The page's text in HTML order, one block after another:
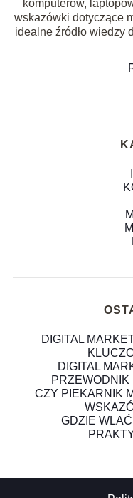
komputerów,
wskazówki dotyczące
idealne źródło wiedzy
DIGITAL
DIGITAL
CZY PIEKARNIK
GDZIE